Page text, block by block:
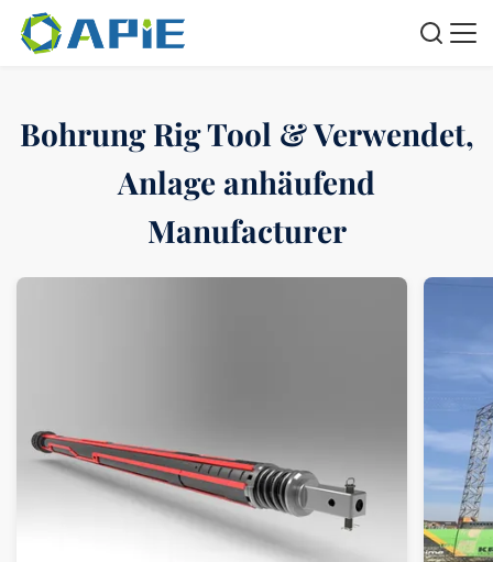
Bohrung Rig Tool & Verwendet,
Anlage anhäufend
Manufacturer